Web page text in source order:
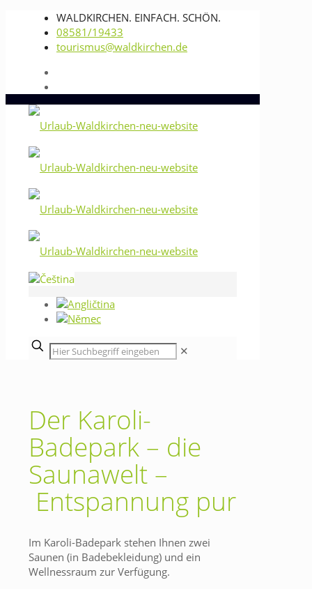
WALDKIRCHEN. EINFACH. SCHÖN.
08581/19433
tourismus@waldkirchen.de
✕
Der Karoli-
Badepark – die
Saunawelt –
Entspannung pur
Im Karoli-Badepark stehen Ihnen zwei
Saunen (in Badebekleidung) und ein
Wellnessraum zur Verfügung.